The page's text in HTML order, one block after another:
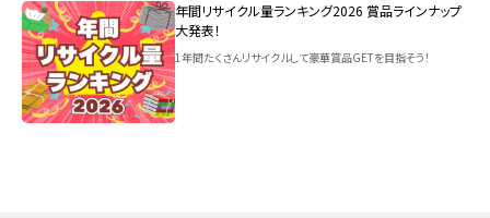
年間リサイクル量ランキング2026 賞品ラインナップ
大発表！
1年間たくさんリサイクルして豪華賞品GETを目指そう！